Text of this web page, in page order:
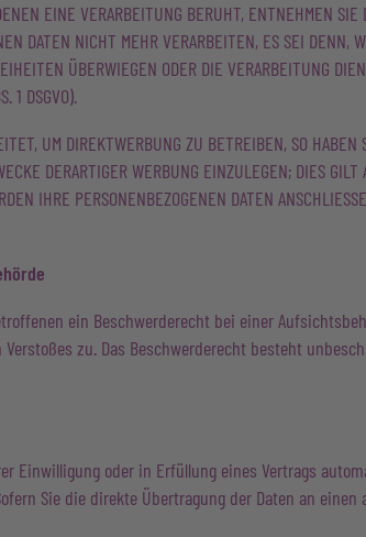
EINE VERARBEITUNG BERUHT, ENTNEHMEN
DATEN NICHT MEHR VERARBEITEN, ES SEI DENN,
ÜBERWIEGEN ODER DIE VERARBEITUNG
1 DSGVO).
UM DIREKTWERBUNG ZU BETREIBEN, SO
DERARTIGER WERBUNG EINZULEGEN; DIES
IHRE PERSONENBEZOGENEN DATEN
ein Beschwerderecht bei einer
zu. Das Beschwerderecht besteht
Einwilligung oder in Erfüllung eines Vertrags
Sie die direkte Übertragung der Daten an